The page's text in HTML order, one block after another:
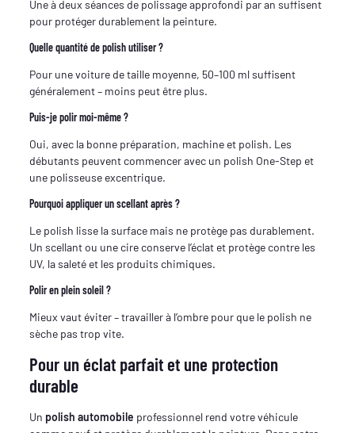
Une à deux séances de polissage approfondi par an suffisent
pour protéger durablement la peinture.
Quelle quantité de polish utiliser ?
Pour une voiture de taille moyenne, 50–100 ml suffisent
généralement – moins peut être plus.
Puis-je polir moi-même ?
Oui, avec la bonne préparation, machine et polish. Les
débutants peuvent commencer avec un polish One-Step et
une polisseuse excentrique.
Pourquoi appliquer un scellant après ?
Le polish lisse la surface mais ne protège pas durablement.
Un scellant ou une cire conserve l’éclat et protège contre les
UV, la saleté et les produits chimiques.
Polir en plein soleil ?
Mieux vaut éviter – travailler à l’ombre pour que le polish ne
sèche pas trop vite.
Pour un éclat parfait et une protection
durable
Un polish automobile professionnel rend votre véhicule